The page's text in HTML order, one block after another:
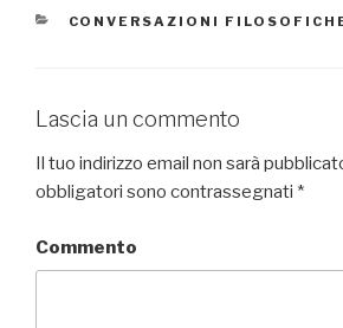
CATEGORIE
CONVERSAZIONI
Lascia un commento
Il tuo indirizzo email non sarà
obbligatori sono contrassegnati *
Commento